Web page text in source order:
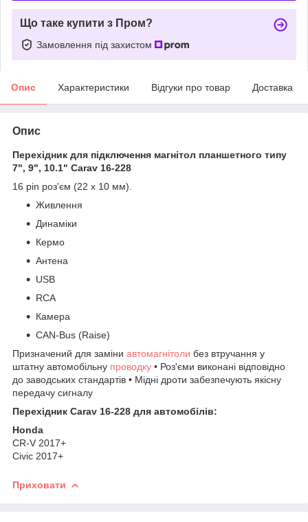
Що таке купити з Пром?
Замовлення під захистом
Опис Характеристики Відгуки про товар Доставка
Опис
Перехідник для підключення магнітол планшетного типу
7", 9", 10.1" Carav 16-228
16 pin роз'єм (22 x 10 мм).
Живлення
Динаміки
Кермо
Антена
USB
RCA
Камера
CAN-Bus (Raise)
Призначений для заміни автомагнітоли без втручання у
штатну автомобільну проводку • Роз'єми виконані відповідно
до заводських стандартів • Мідні дроти забезпечують якісну
передачу сигналу
Перехідник Carav 16-228 для автомобілів:
Honda
CR-V 2017+
Civic 2017+
Приховати